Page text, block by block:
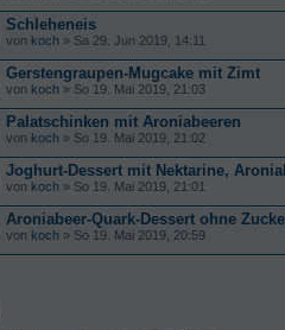
Schleheneis
von koch » Sa 29. Jun 2019, 14:11
Gerstengraupen-Mugcake mit Zimt
von koch » So 19. Mai 2019, 21:03
Palatschinken mit Aroniabeeren
von koch » So 19. Mai 2019, 21:02
Joghurt-Dessert mit Nektarine,
von koch » So 19. Mai 2019, 21:01
Aroniabeer-Quark-Dessert ohne
von koch » So 19. Mai 2019, 20:59